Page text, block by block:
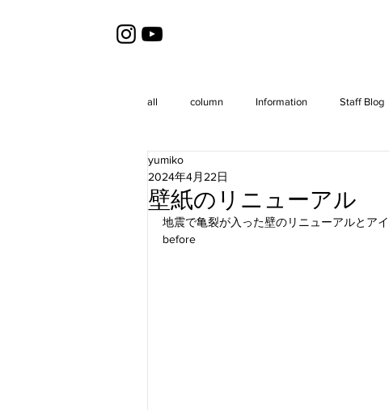
all column Information Staff Blog
壁紙のリニューアル
yumiko
2024年4月22日
地震で亀裂が入った壁のリニューアルとア
before